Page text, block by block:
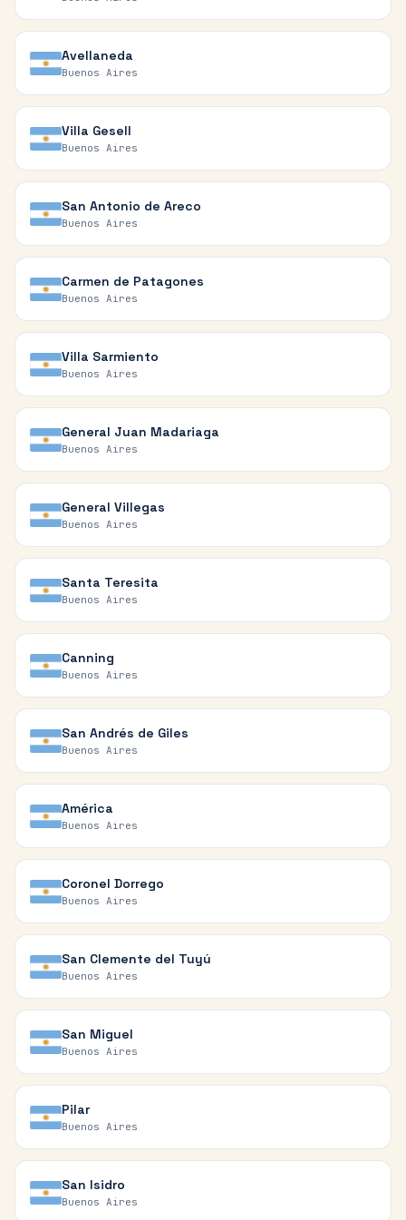
Avellaneda
Buenos Aires
Villa Gesell
Buenos Aires
San Antonio de Areco
Buenos Aires
Carmen de Patagones
Buenos Aires
Villa Sarmiento
Buenos Aires
General Juan Madariaga
Buenos Aires
General Villegas
Buenos Aires
Santa Teresita
Buenos Aires
Canning
Buenos Aires
San Andrés de Giles
Buenos Aires
América
Buenos Aires
Coronel Dorrego
Buenos Aires
San Clemente del Tuyú
Buenos Aires
San Miguel
Buenos Aires
Pilar
Buenos Aires
San Isidro
Buenos Aires